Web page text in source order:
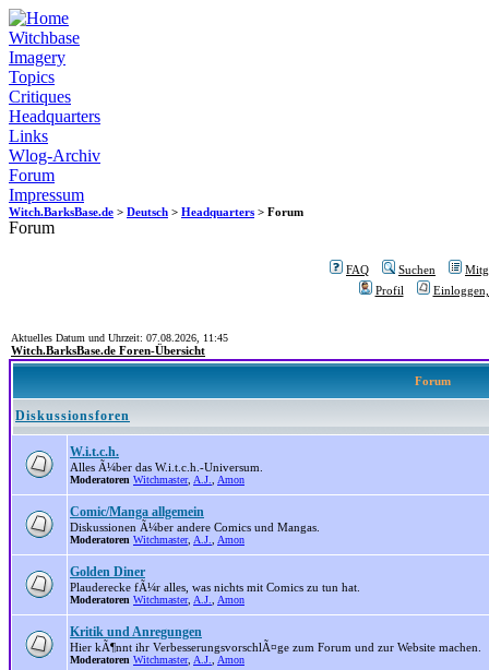
Witchbase
Imagery
Topics
Critiques
Headquarters
Links
Wlog-Archiv
Forum
Impressum
Witch.BarksBase.de > Deutsch > Headquarters > Forum
Forum
FAQ Suchen
Profil
Aktuelles Datum und Uhrzeit: 07.08.2026, 11:45
Witch.BarksBase.de Foren-Übersicht
Forum
Diskussionsforen
W.i.t.c.h.
Alles Ã¼ber das W.i.t.c.h.-Universum.
Moderatoren Witchmaster, A.J. Amon
Comic/Manga allgemein
Diskussionen Ã¼ber andere Comics und Mangas.
Moderatoren Witchmaster, A.J. Amon
Golden Diner
Plauderecke fÃ¼r alles, was nichts mit Comics zu tun hat.
Moderatoren Witchmaster, A.J. Amon
Kritik und Anregungen
Hier kÃ¶nnt ihr VerbesserungsvorschlÃ¤ge zum Forum und zur Website machen.
Moderatoren Witchmaster, A.J. Amon